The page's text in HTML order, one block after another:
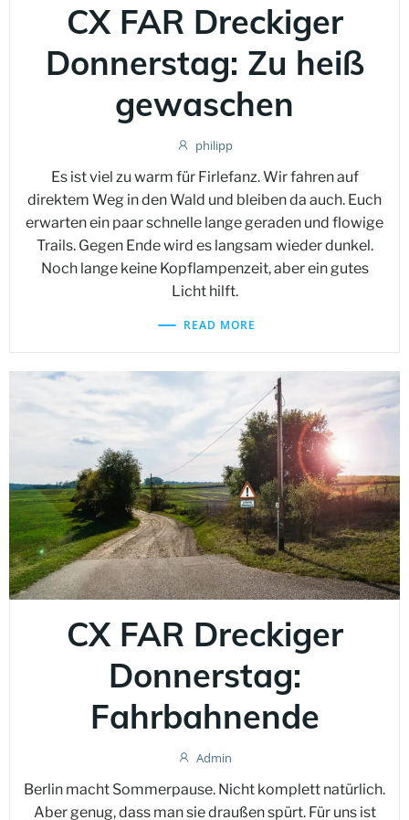
CX FAR Dreckiger
Donnerstag: Zu heiß
gewaschen
philipp
Es ist viel zu warm für Firlefanz. Wir fahren auf
direktem Weg in den Wald und bleiben da auch. Euch
erwarten ein paar schnelle lange geraden und flowige
Trails. Gegen Ende wird es langsam wieder dunkel.
Noch lange keine Kopflampenzeit, aber ein gutes
Licht hilft.
READ MORE
CX FAR Dreckiger
Donnerstag:
Fahrbahnende
Admin
Berlin macht Sommerpause. Nicht komplett natürlich.
Aber genug, dass man sie draußen spürt. Für uns ist